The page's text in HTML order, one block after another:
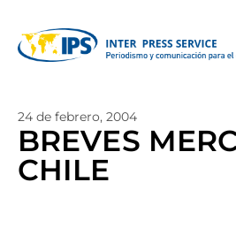
24 de febrero, 2004
BREVES
CHILE